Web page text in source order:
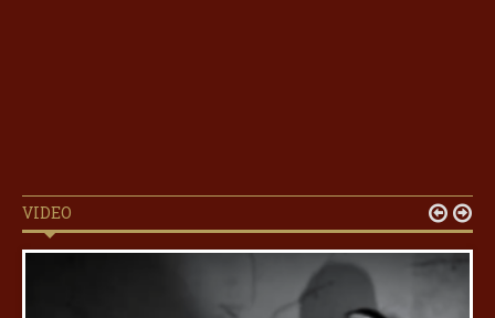
VIDEO  